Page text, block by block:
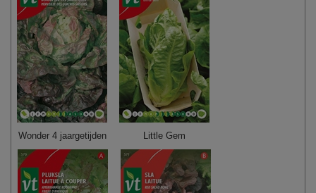
Wonder 4 jaargetijden Little Gem